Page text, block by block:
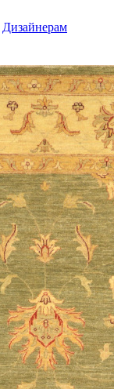
Дизайнерам